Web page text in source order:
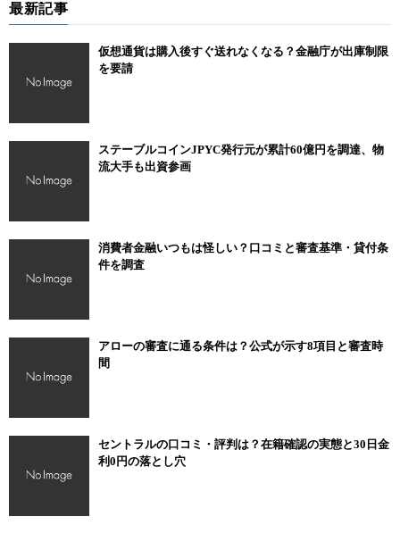
最新記事
仮想通貨は購入後すぐ送れなくなる？金融庁が出庫制限
を要請
ステーブルコインJPYC発行元が累計60億円を調達、物
流大手も出資参画
消費者金融いつもは怪しい？口コミと審査基準・貸付条
件を調査
アローの審査に通る条件は？公式が示す8項目と審査時
間
セントラルの口コミ・評判は？在籍確認の実態と30日金
利0円の落とし穴